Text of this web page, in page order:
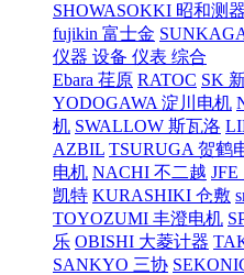
SHOWASOKKI 昭和测器
fujikin 富士金
仪器 设备 仪表 综合
Ebara 荏原 RATOC SK
YODOGAWA 淀川电机
机 SWALLOW 斯瓦洛
AZBIL TSURUGA 贺鹤
电机 NACHI 不二越 JFE
凯特 KURASHIKI 仓敷
TOYOZUMI 丰澄电机
乐 OBISHI 大菱计器
SANKYO 三协